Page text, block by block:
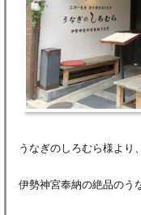
うなぎのしろむら様より
伊勢神宮奉納の絶品のう